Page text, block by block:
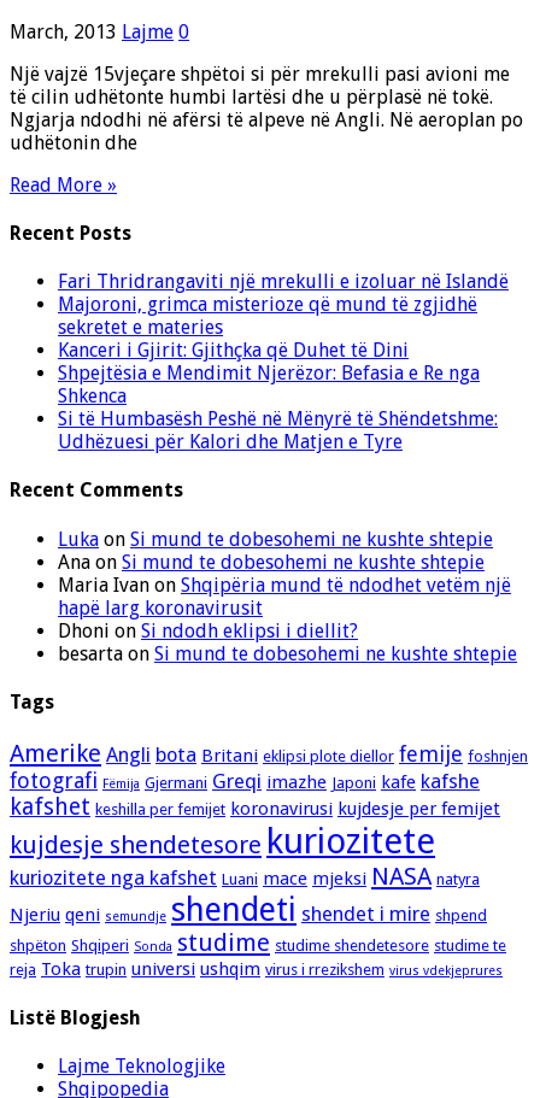
March, 2013 Lajme 0
Një vajzë 15vjeçare shpëtoi si për mrekulli pasi avioni me
të cilin udhëtonte humbi lartësi dhe u përplasë në tokë.
Ngjarja ndodhi në afërsi të alpeve në Angli. Në aeroplan po
udhëtonin dhe
Read More »
Recent Posts
Fari Thridrangaviti një mrekulli e izoluar në Islandë
Majoroni, grimca misterioze që mund të zgjidhë
sekretet e materies
Kanceri i Gjirit: Gjithçka që Duhet të Dini
Shpejtësia e Mendimit Njerëzor: Befasia e Re nga
Shkenca
Si të Humbasësh Peshë në Mënyrë të Shëndetshme:
Udhëzuesi për Kalori dhe Matjen e Tyre
Recent Comments
Luka on Si mund te dobesohemi ne kushte shtepie
Ana on Si mund te dobesohemi ne kushte shtepie
Maria Ivan on Shqipëria mund të ndodhet vetëm një
hapë larg koronavirusit
Dhoni on Si ndodh eklipsi i diellit?
besarta on Si mund te dobesohemi ne kushte shtepie
Tags
Amerike Angli bota Britani eklipsi plote diellor femije foshnjen
fotografi Fëmija Gjermani Greqi imazhe Japoni kafe kafshe
kafshet keshilla per femijet koronavirusi kujdesje per femijet
kujdesje shendetesore kuriozitete
kuriozitete nga kafshet Luani mace mjeksi NASA natyra
Njeriu qeni semundje shendeti shendet i mire shpend
shpëton Shqiperi Sonda studime studime shendetesore studime te
reja Toka trupin universi ushqim virus i rrezikshem virus vdekjeprures
Listë Blogjesh
Lajme Teknologjike
Shqipopedia